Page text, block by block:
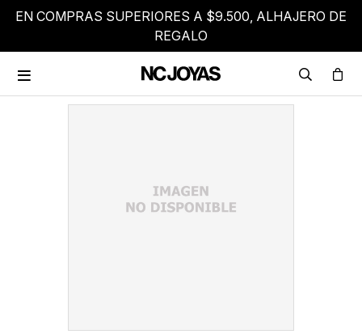
EN COMPRAS SUPERIORES A $9.500, ALHAJERO DE
REGALO
